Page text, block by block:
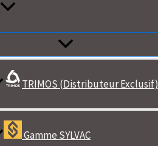
TRIMOS (Distributeur Exclusif)
Gamme SYLVAC